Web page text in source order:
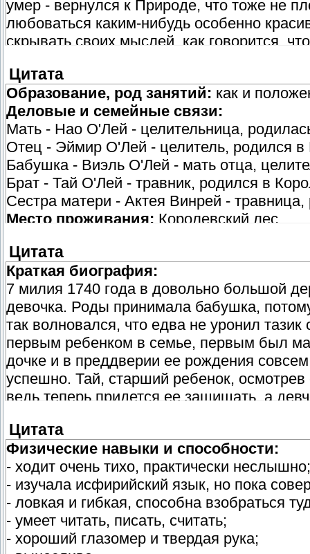
похожей на одуванчик. Челка длинная,
за хрупкого телосложения довольно
жира, одни сплошные мышцы.
одежде предпочтений особых нет,
путешествовать. Зачастую одевается
кепка, скрывающая волосы и уши. С собой
в которой находится масса нужных
жестикуляцией напоминает
торопится проглатывает окончания слов,
разговора. Не скрывает эмоций - они
мимике и речи.
умер - вернулся к Природе, что тоже не
любоваться каким-нибудь особенно
скрывать своих мыслей, как говорится,
улыбку, нежели слезы. Жизнерадостная.
весьма навязчивой, особенно если ей
но отказывается ее принять. Своими
довести до нервного тика почти любого.
предпочитает фрукты. Быстро хмелеет,
то практически со стопроцентной
руководствуется не логикой, а
устроиться зазывалой на рынке, если ей
качествах является хорошим целителем.
выполнять ее требования как целителя
отвесить (разумеется, если пациент
здоровью).
Цитата
Образование, род занятий: как и
Деловые и семейные связи:
Мать - Нао О'Лей - целительница,
Отец - Эймир О'Лей - целитель, родился в
Бабушка - Виэль О'Лей - мать отца,
Брат - Тай О'Лей - травник, родился в
Сестра матери - Актея Винрей -
Место проживания: Королевский лес.
Цитата
Краткая биография:
7 милия 1740 года в довольно большой
девочка. Роды принимала бабушка,
так волновался, что едва не уронил
первым ребенком в семье, первым был
дочке и в преддверии ее рождения
успешно. Тай, старший ребенок, осмотрев
ведь теперь придется ее защищать, а
мальчишек. Спустя десять лет Тай уже
было весьма обычным, детей научили
не особенно жаждал стать целителем, но
а Мейлин больше полюбила
Когда Лин исполнилось двадцать
бардом и О'Лей часами могла слушать
чертой их леса. Нет, разумеется она
Цитата
Физические навыки и способности:
- ходит очень тихо, практически неслышно;
- изучала исфирийский язык, но пока
- ловкая и гибкая, способна взобраться
- умеет читать, писать, считать;
- хороший глазомер и твердая рука;